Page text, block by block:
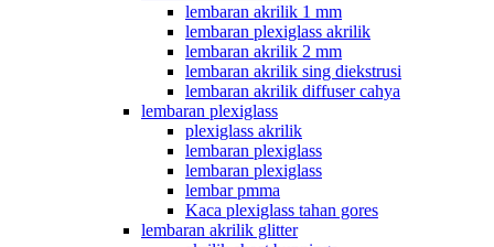
lembaran akrilik 1 mm
lembaran plexiglass akrilik
lembaran akrilik 2 mm
lembaran akrilik sing diekstrusi
lembaran akrilik diffuser cahya
lembaran plexiglass
plexiglass akrilik
lembaran plexiglass
lembaran plexiglass
lembar pmma
Kaca plexiglass tahan gores
lembaran akrilik glitter